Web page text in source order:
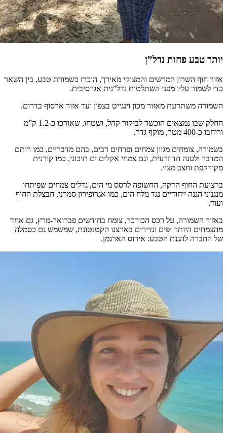
יותר טבע פחות נדל”ן
אזור חוף השרון המרשים והמצוקי מאידך, הוכרז כשמורת טבע, בין השאר
כדי לשמור עליו מפני השתלטות נדל”נית אגרסיבית.
השמורה משתרעת מאזור מכון וינגייט בצפון ועד אזור ארסוף בדרום.
החלק שבו נמצאים הוכשר לביקור קהל, ושטחו, שאורכו כ-1.2 ק”מ
ורוחבו כ-400 מטר, מוקף גדר.
בשמורה, צומחים מגוון צמחים ופרחים רבים, בהם מדבריים, כמו רותם
המדבר ולענה חד זרעית, וגם צמחי אקלים ים תיכוני, כמו קורנית
מקורקפת וחצב מצוי.
ברצועת החוף הדקה, החשופה לרסס מי הים, גדלים צמחים שפיתחו
מנגנוני הגנה ייחודיים נגד מלח הים, כמו אגרופירון סמרני, חבצלת החוף
ועוד.
באזור השמורה, על רכס הכורכר, צומח בחודשים פברואר-מרץ, גם אחד
מהצמחים היותר יפים ונדירים בארצנו הקטנטונת, שמשמש גם כסמלה
של החברה להגנת הטבע: אירוס הארגמן.